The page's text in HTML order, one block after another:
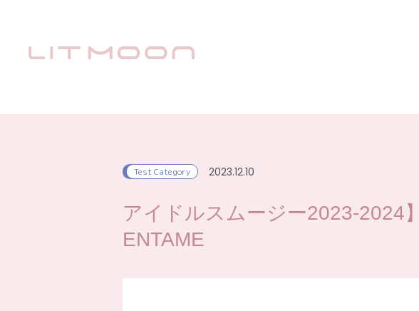
Test Category 2023.12.10
アイドルスムージー2023-2024
ENTAME